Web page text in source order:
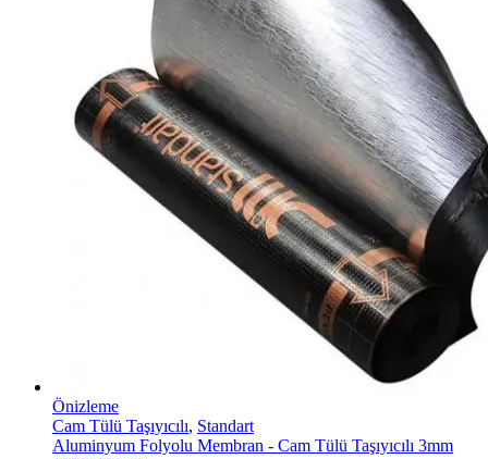
Önizleme
Cam Tülü Taşıyıcılı, Standart
Aluminyum Folyolu Membran - Cam Tülü Taşıyıcılı 3mm